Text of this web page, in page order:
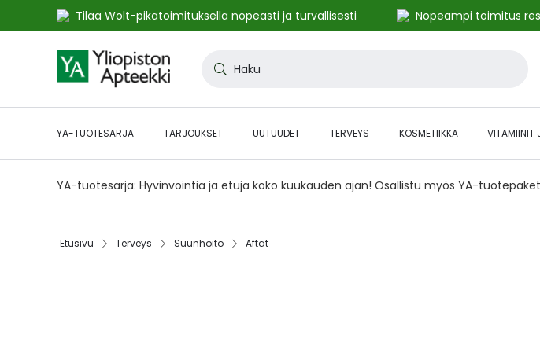
Tilaa Wolt-pikatoimituksella nopeasti ja turvallisesti Nopeampi toimitus
to
Content
YA-TUOTESARJA TARJOUKSET UUTUUDET TERVEYS KOSMETIIKKA VITAMIINIT
YA-tuotesarja: Hyvinvointia ja etuja koko kuukauden ajan! Osallistu myös YA-
Etusivu‎ Terveys‎ Suunhoito‎ Aftat‎